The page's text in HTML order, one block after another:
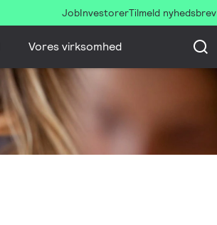
JobInvestorerTilmeld nyhedsbrev
Vores virksomhed